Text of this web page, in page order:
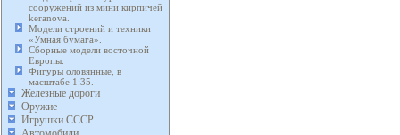
сооружений из мини кирпичей
keranova.
Модели строений и техники
«Умная бумага».
Сборные модели восточной
Европы.
Фигуры оловянные, в
масштабе 1:35.
Железные дороги
Оружие
Игрушки СССР